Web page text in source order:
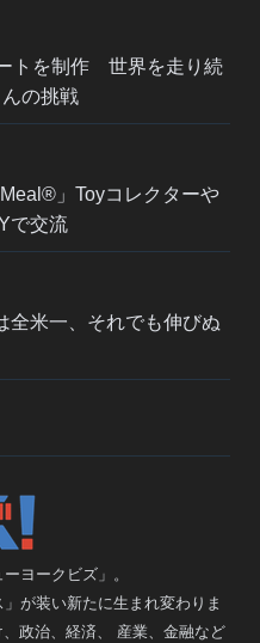
トを制作 世界を走り続
の挑戦
Meal®」Toyコレクターや
で交流
全米一、それでも伸びぬ
ヨークビズ」。
が装い新たに生まれ変わりま
政治、経済、 産業、金融など